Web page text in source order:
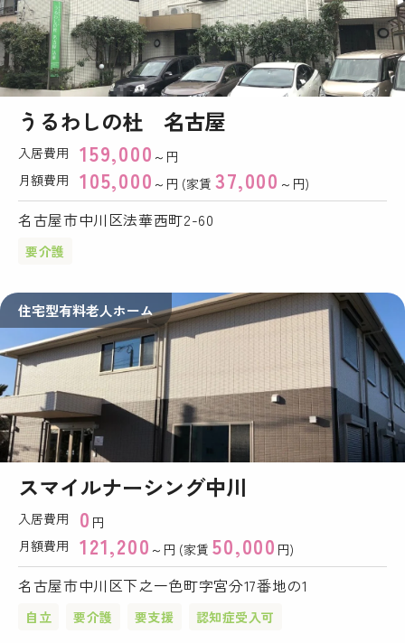
うるわしの杜 名古屋
入居費用 159,000 ～円
月額費用
105,000 ～円 (家賃37,000 ～円)
名古屋市中川区法華西町2-60
要介護
住宅型有料老人ホーム
スマイルナーシング中川
入居費用 0 円
月額費用
121,200 ～円 (家賃50,000 円)
名古屋市中川区下之一色町字宮分17番地の1
自立 要介護 要支援 認知症受入可